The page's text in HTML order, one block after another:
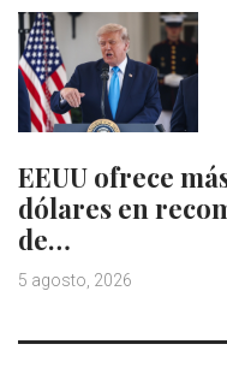
EEUU ofrece
dólares en
de…
5 agosto, 2026